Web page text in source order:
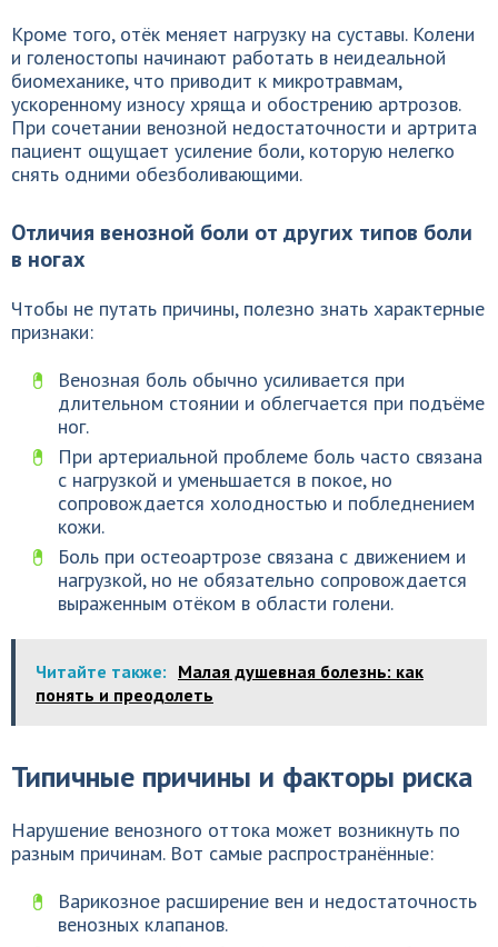
Кроме того, отёк меняет нагрузку на суставы. Колени
и голеностопы начинают работать в неидеальной
биомеханике, что приводит к микротравмам,
ускоренному износу хряща и обострению артрозов.
При сочетании венозной недостаточности и артрита
пациент ощущает усиление боли, которую нелегко
снять одними обезболивающими.
Отличия венозной боли от других типов боли
в ногах
Чтобы не путать причины, полезно знать характерные
признаки:
Венозная боль обычно усиливается при
длительном стоянии и облегчается при подъёме
ног.
При артериальной проблеме боль часто связана
с нагрузкой и уменьшается в покое, но
сопровождается холодностью и побледнением
кожи.
Боль при остеоартрозе связана с движением и
нагрузкой, но не обязательно сопровождается
выраженным отёком в области голени.
Читайте также: Малая душевная болезнь: как
понять и преодолеть
Типичные причины и факторы риска
Нарушение венозного оттока может возникнуть по
разным причинам. Вот самые распространённые:
Варикозное расширение вен и недостаточность
венозных клапанов.